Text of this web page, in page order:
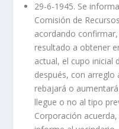
29-6-1945. Se
Comisión de
acordando
resultado a obtener
actual, el cupo inicial
después, con arreglo
rebajará o
llegue o no al tipo
Corporación